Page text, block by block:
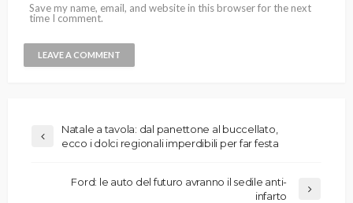
Save my name, email, and website in this browser for the next
time I comment.
Natale a tavola: dal panettone al buccellato,
ecco i dolci regionali imperdibili per far festa
Ford: le auto del futuro avranno il sedile anti-
infarto